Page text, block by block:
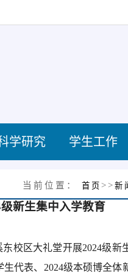
学研究 学生工作
当前位置： 首页 >> 新
新生集中入学教育
校区大礼堂开展2024级新
代表、2024级本硕博全体